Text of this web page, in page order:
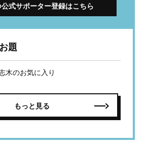
式サポーター登録はこちら
題
木のお気に入り
もっと見る